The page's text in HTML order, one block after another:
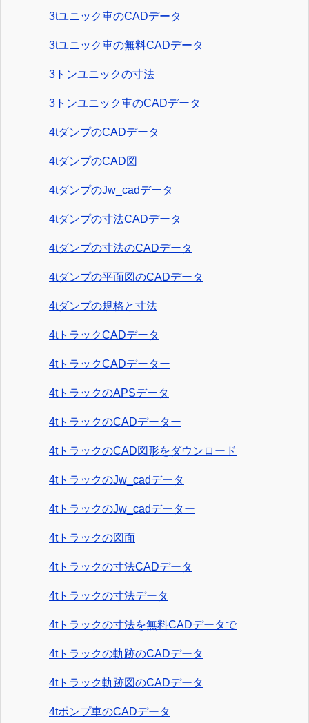
3tユニック車のCADデータ
3tユニック車の無料CADデータ
3トンユニックの寸法
3トンユニック車のCADデータ
4tダンプのCADデータ
4tダンプのCAD図
4tダンプのJw_cadデータ
4tダンプの寸法CADデータ
4tダンプの寸法のCADデータ
4tダンプの平面図のCADデータ
4tダンプの規格と寸法
4tトラックCADデータ
4tトラックCADデーター
4tトラックのAPSデータ
4tトラックのCADデーター
4tトラックのCAD図形をダウンロード
4tトラックのJw_cadデータ
4tトラックのJw_cadデーター
4tトラックの図面
4tトラックの寸法CADデータ
4tトラックの寸法データ
4tトラックの寸法を無料CADデータで
4tトラックの軌跡のCADデータ
4tトラック軌跡図のCADデータ
4tポンプ車のCADデータ